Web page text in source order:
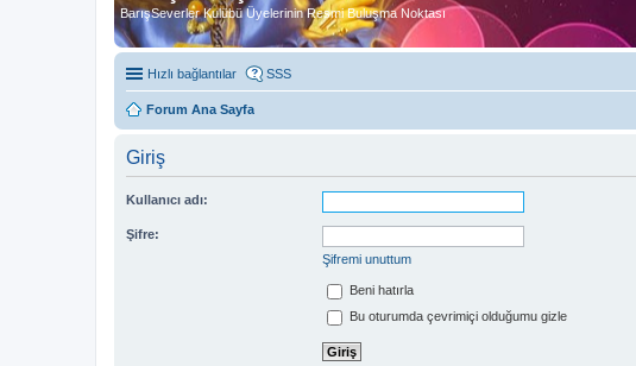
BarışSeverler Kulübü Üyelerinin Resmi Buluşma Noktası
Hızlı bağlantılar SSS
Forum Ana Sayfa
Giriş
Kullanıcı adı:
Şifre:
Şifremi unuttum
Beni hatırla
Bu oturumda çevrimiçi olduğumu gizle